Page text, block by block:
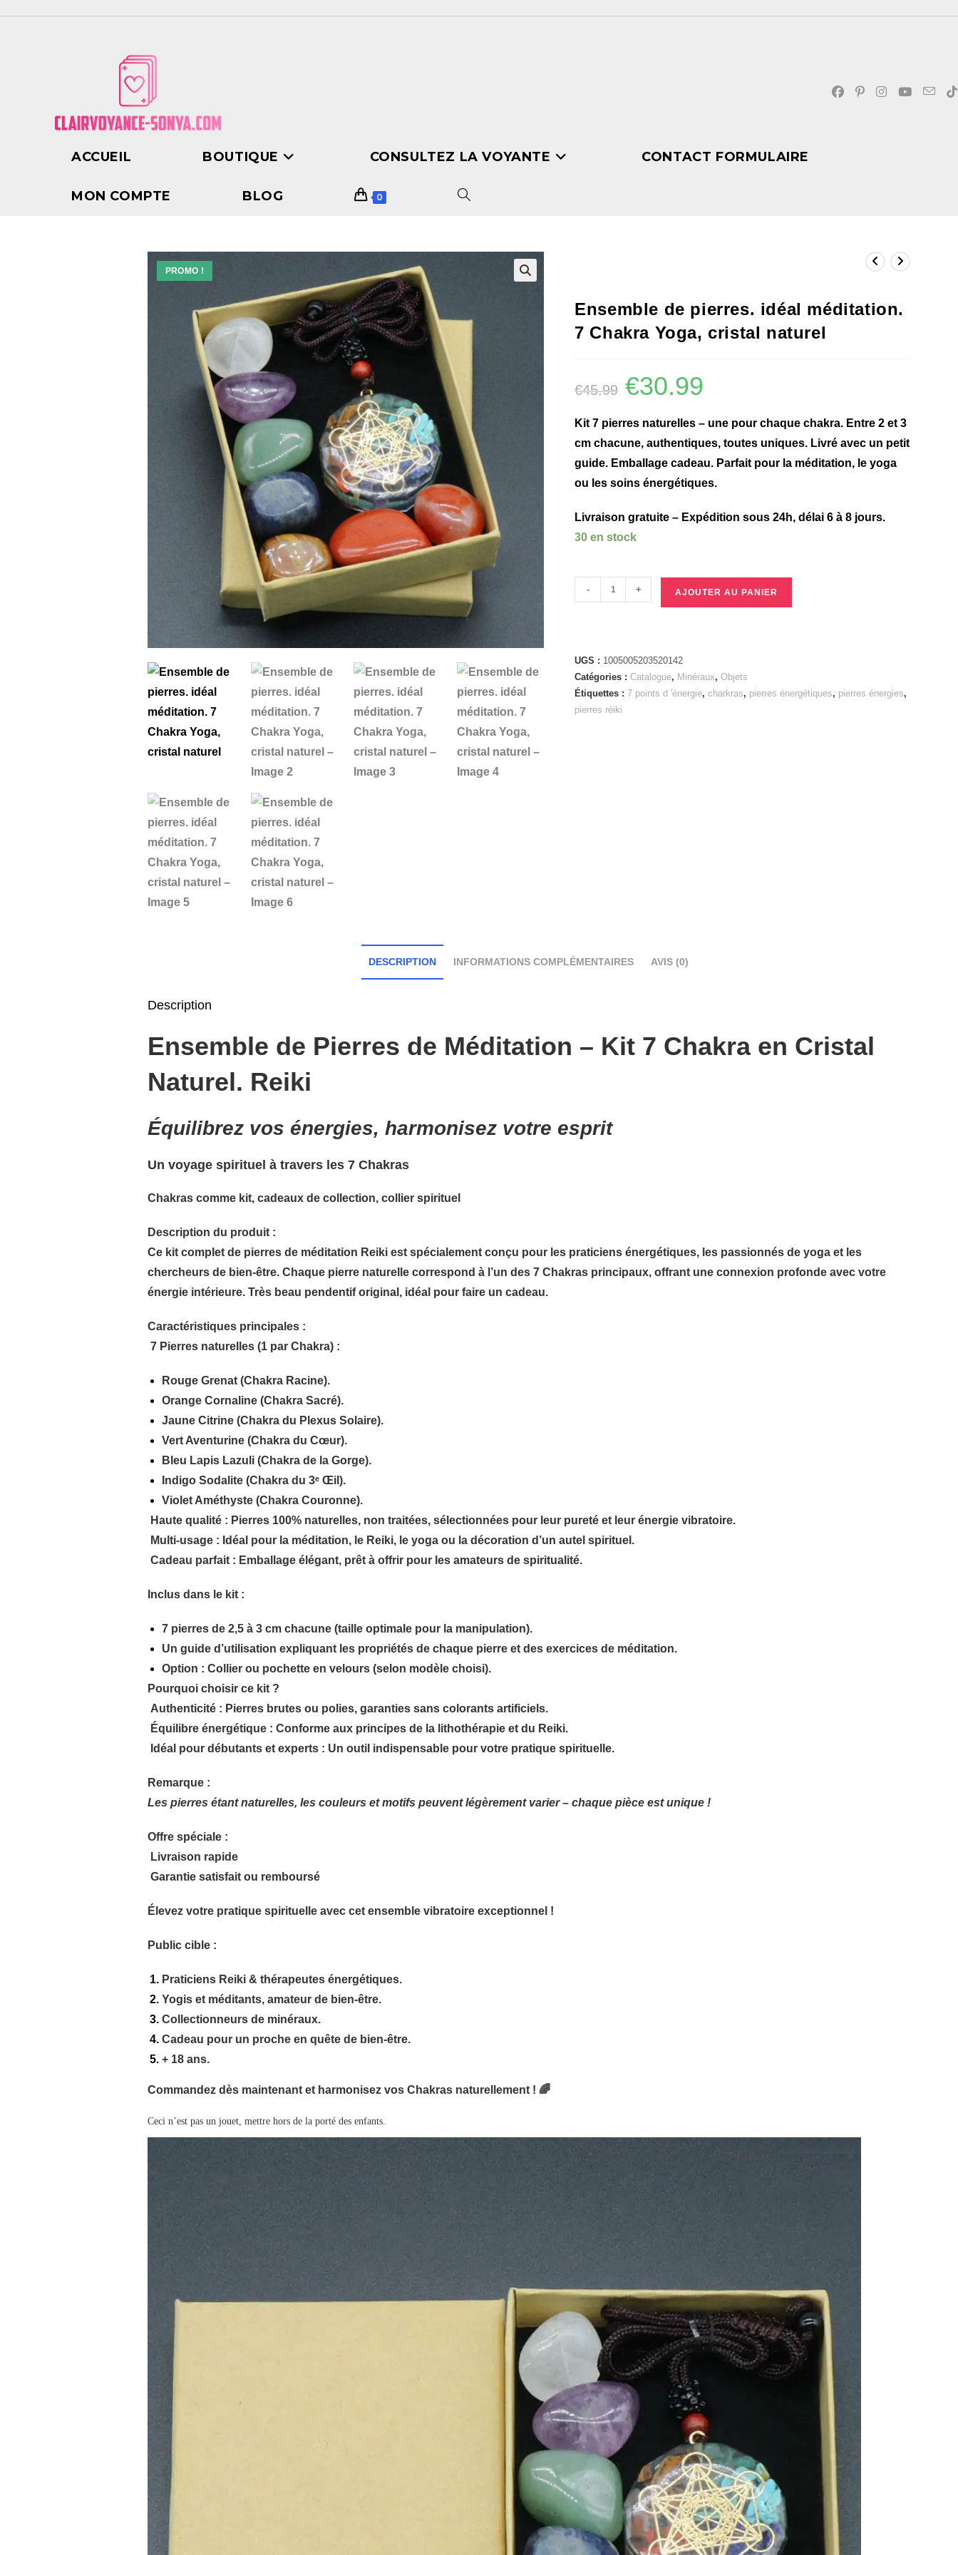
ACCUEIL BOUTIQUE CONSULTEZ LA VOYANTE CONTACT FORMULAIRE
MON COMPTE BLOG 0
PROMO !
Ensemble de pierres. idéal méditation.
7 Chakra Yoga, cristal naturel
€45.99 €30.99
Kit 7 pierres naturelles – une pour chaque chakra. Entre 2 et 3
cm chacune, authentiques, toutes uniques. Livré avec un petit
guide. Emballage cadeau. Parfait pour la méditation, le yoga
ou les soins énergétiques.
Livraison gratuite – Expédition sous 24h, délai 6 à 8 jours.
30 en stock
- + AJOUTER AU PANIER
UGS : 1005005203520142
Catégories :Catalogue, Minéraux,Objets
Étiquettes :7 points d 'énergie,charkras, pierres énergétiques, pierres énergies,
pierres réiki
DESCRIPTION INFORMATIONS COMPLÉMENTAIRES AVIS (0)
Description
Ensemble de Pierres de Méditation – Kit 7 Chakra en Cristal
Naturel. Reiki
Équilibrez vos énergies, harmonisez votre esprit
Un voyage spirituel à travers les 7 Chakras
Chakras comme kit, cadeaux de collection, collier spirituel
Description du produit :
Ce kit complet de pierres de méditation Reiki est spécialement conçu pour les praticiens énergétiques, les passionnés de yoga et les
chercheurs de bien-être. Chaque pierre naturelle correspond à l’un des7 Chakras principaux, offrant une connexion profonde avec votre
énergie intérieure. Très beau pendentif original, idéal pour faire un cadeau.
Caractéristiques principales :
7 Pierres naturelles (1 par Chakra) :
Rouge Grenat (Chakra Racine).
Orange Cornaline (Chakra Sacré).
Jaune Citrine (Chakra du Plexus Solaire).
Vert Aventurine (Chakra du Cœur).
Bleu Lapis Lazuli (Chakra de la Gorge).
Indigo Sodalite (Chakra du 3ᵉ Œil).
Violet Améthyste (Chakra Couronne).
Haute qualité : Pierres 100% naturelles, non traitées, sélectionnées pour leur pureté et leur énergie vibratoire.
Multi-usage : Idéal pour la méditation, le Reiki, le yoga ou la décoration d’un autel spirituel.
Cadeau parfait : Emballage élégant, prêt à offrir pour les amateurs de spiritualité.
Inclus dans le kit :
7 pierres de2,5 à 3 cm chacune (taille optimale pour la manipulation).
Unguide d’utilisation expliquant les propriétés de chaque pierre et des exercices de méditation.
Option : Collier ou pochette en velours (selon modèle choisi).
Pourquoi choisir ce kit ?
Authenticité : Pierres brutes ou polies, garanties sans colorants artificiels.
Équilibre énergétique : Conforme aux principes de la lithothérapie et du Reiki.
Idéal pour débutants et experts : Un outil indispensable pour votre pratique spirituelle.
Remarque :
Les pierres étant naturelles, les couleurs et motifs peuvent légèrement varier – chaque pièce est unique !
Offre spéciale :
Livraison rapide
Garantie satisfait ou remboursé
Élevez votre pratique spirituelle avec cet ensemble vibratoire exceptionnel !
Public cible :
Praticiens Reiki & thérapeutes énergétiques.
Yogis et méditants, amateur de bien-être.
Collectionneurs de minéraux.
Cadeau pour un proche en quête de bien-être.
+ 18 ans.
Commandez dès maintenant et harmonisez vos Chakras naturellement ! 🌈
Ceci n’est pas un jouet, mettre hors de la porté des enfants.